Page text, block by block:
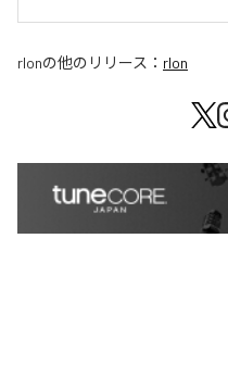
rlonの他のリリース： rlon